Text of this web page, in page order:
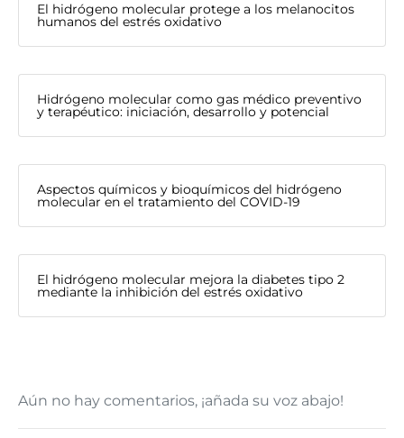
El hidrógeno molecular protege a los melanocitos
humanos del estrés oxidativo
Hidrógeno molecular como gas médico preventivo
y terapéutico: iniciación, desarrollo y potencial
Aspectos químicos y bioquímicos del hidrógeno
molecular en el tratamiento del COVID-19
El hidrógeno molecular mejora la diabetes tipo 2
mediante la inhibición del estrés oxidativo
Aún no hay comentarios, ¡añada su voz abajo!